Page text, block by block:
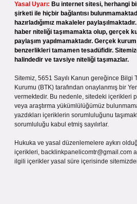
Yasal Uyarı: Bu internet sitesi, herhangi
şirketi ile hiçbir bağlantısı
hazırladığımız makaleler
haber niteliği taşımamakta olup, gerçek
paylaşım yapılmamaktadır. Gerçek
benzerlikleri tamamen tesadüfidir.
halindedir ve tavsiye niteliği taşımazlar.
Sitemiz, 5651 Sayılı Kanun gereğince Bilgi
Kurumu (BTK) tarafından onaylanmış bir
vermektedir. Bu nedenle, sitedeki içerikleri
veya araştırma yükümlülüğümüz
yazdıkları içeriklerin sorumluluğunu
sorumluluğu kabul etmiş sayılırlar.
Hukuka ve yasal düzenlemelere aykırı
içerikleri, backlinkpanelicomtr@gmail.com
ilgili içerikler yasal süre içerisinde sitemizden